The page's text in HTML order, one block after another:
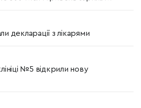
декларації з лікарями
№5 відкрили нову